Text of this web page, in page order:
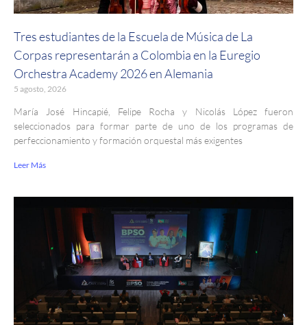
Tres estudiantes de la Escuela de Música de La
Corpas representarán a Colombia en la Euregio
Orchestra Academy 2026 en Alemania
5 agosto, 2026
María José Hincapié, Felipe Rocha y Nicolás López fueron
seleccionados para formar parte de uno de los programas de
perfeccionamiento y formación orquestal más exigentes
Leer Más